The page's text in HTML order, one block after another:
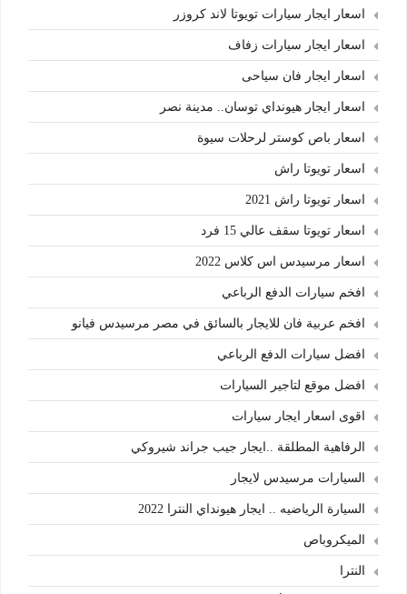
اسعار ايجار سيارات تويوتا لاند كروزر
اسعار ايجار سيارات زفاف
اسعار ايجار فان سياحى
اسعار ايجار هيونداي توسان.. مدينة نصر
اسعار باص كوستر لرحلات سيوة
اسعار تويوتا راش
اسعار تويوتا راش 2021
اسعار تويوتا سقف عالي 15 فرد
اسعار مرسيدس اس كلاس 2022
افخم سيارات الدفع الرباعي
افخم عربية فان للايجار بالسائق في مصر مرسيدس فيانو
افضل سيارات الدفع الرباعي
افضل موقع لتاجير السيارات
اقوى اسعار ايجار سيارات
الرفاهية المطلقة ..ايجار جيب جراند شيروكي
السيارات مرسيدس لايجار
السيارة الرياضيه .. ايجار هيونداي النترا 2022
الميكروباص
النترا